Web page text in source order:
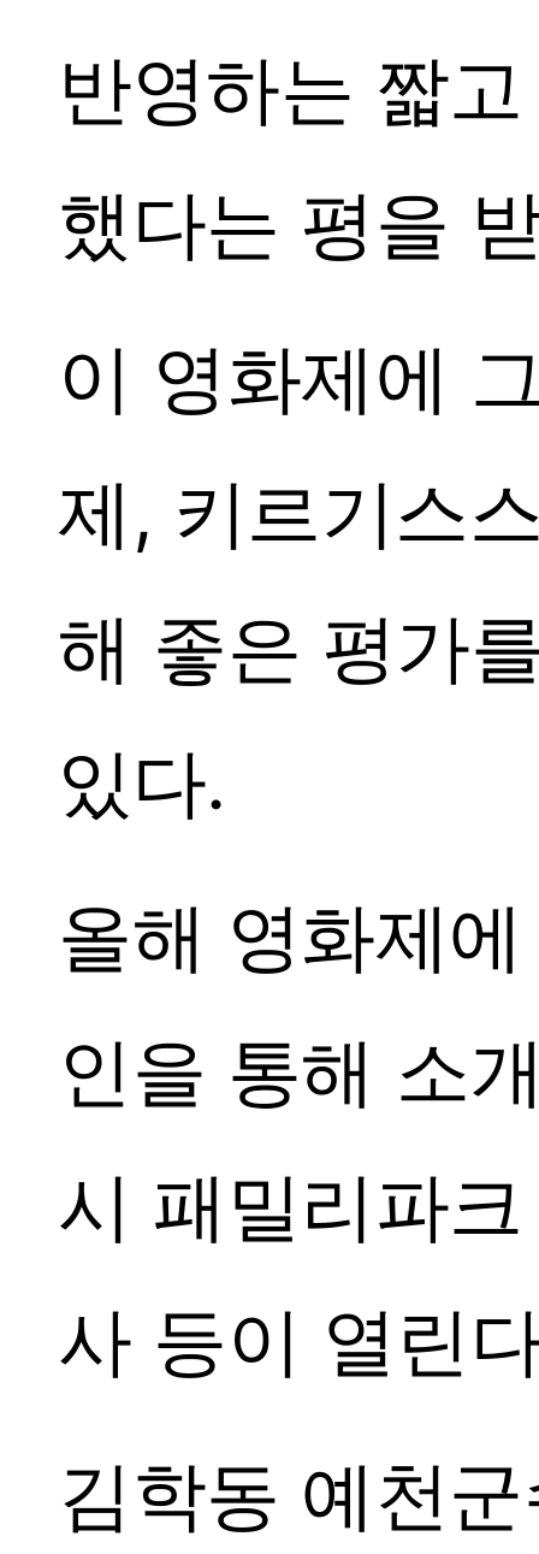
반영하는 짧
했다는 평을
이 영화제에
제, 키르기스
해 좋은 평가
있다.
올해 영화제
인을 통해 소
시 패밀리파
사 등이 열린
김학동 예천